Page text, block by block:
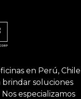
en Perú, Chile
brindar soluciones
especializamos